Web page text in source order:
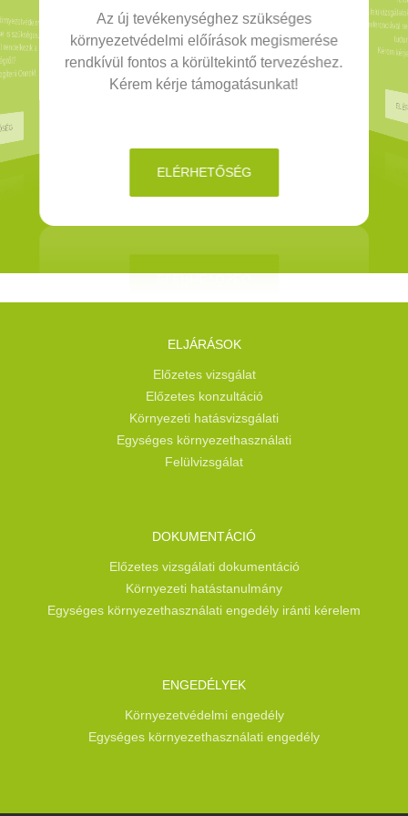
szükséges.
a
Önnek!
Az új tevékenységhez szükséges
környezetvédelmi előírások megismerése
rendkívül fontos a körültekintő tervezéshez.
Kérem kérje támogatásunkat!
ELÉRHETŐSÉG
A
Kérem
ELJÁRÁSOK
Előzetes vizsgálat
Előzetes konzultáció
Környezeti hatásvizsgálati
Egységes környezethasználati
Felülvizsgálat
DOKUMENTÁCIÓ
Előzetes vizsgálati dokumentáció
Környezeti hatástanulmány
Egységes környezethasználati engedély iránti kérelem
ENGEDÉLYEK
Környezetvédelmi engedély
Egységes környezethasználati engedély